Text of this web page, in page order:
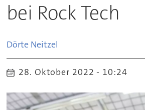
bei Rock Tech
Dörte Neitzel
28. Oktober 2022 - 10:24